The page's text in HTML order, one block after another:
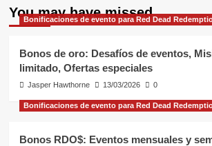
You may have missed
Bonificaciones de evento para Red Dead
Bonos de oro: Desafíos de eventos,
limitado, Ofertas especiales
Jasper Hawthorne 13/03/2026 0
Bonificaciones de evento para Red Dead
Bonos RDO$: Eventos mensuales y